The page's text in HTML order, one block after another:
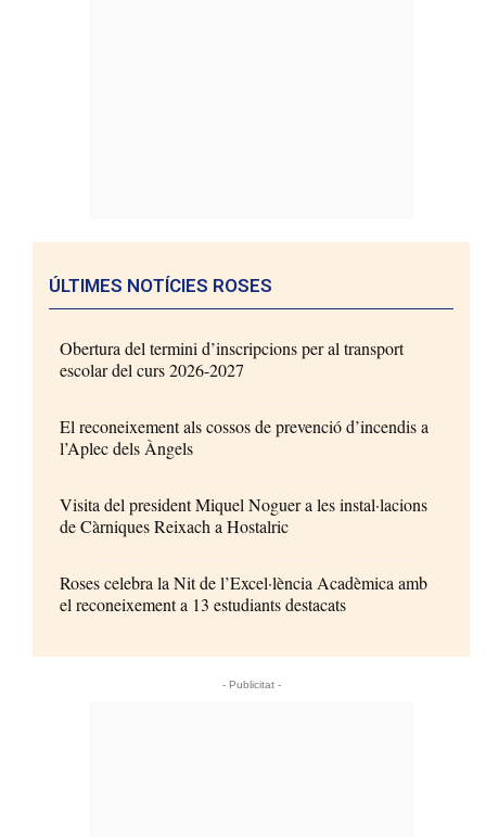
ÚLTIMES NOTÍCIES ROSES
Obertura del termini d’inscripcions per al transport
escolar del curs 2026-2027
El reconeixement als cossos de prevenció d’incendis a
l’Aplec dels Àngels
Visita del president Miquel Noguer a les instal·lacions
de Càrniques Reixach a Hostalric
Roses celebra la Nit de l’Excel·lència Acadèmica amb
el reconeixement a 13 estudiants destacats
- Publicitat -